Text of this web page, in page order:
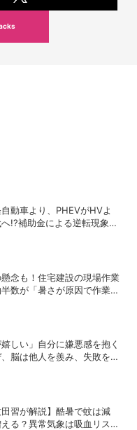
動車より、PHEVがHVよ
!?補助金による逆転現象に
懸念も！住宅建設の現場作業
数が「暑さが原因で作業や
嬉しい」自分に嫌悪感を抱く
脳は他人を羨み、失敗を喜
田習が解説】酷暑で蚊は減
る？異常気象は吸血リスク